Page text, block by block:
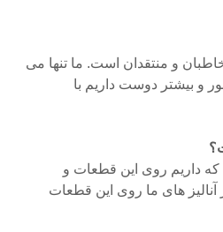
مخاطبان و منتقدان است. ما تنها می
و بیشتر دوست داریم با
داریم روی این قطعات و
آنالیز های ما روی این قطعات